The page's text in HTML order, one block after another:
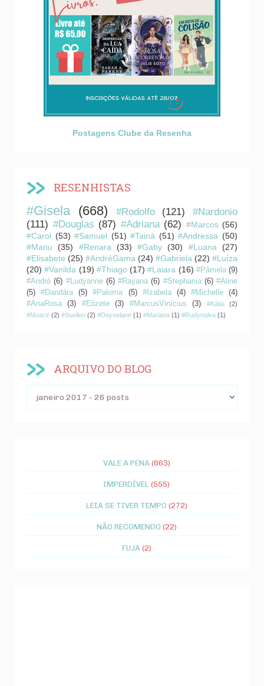
Postagens Clube da Resenha
RESENHISTAS
#Gisela (668) #Rodolfo (121)
#Nardonio
(111) #Douglas (87) #Adriana (62) #Marcos (56)
#Carol (53) #Samuel (51) #Tainá (51) #Andressa (50)
#Manu
(35) #Renara (33) #Gaby (30) #Luana
(27)
#Elisabete (25) #AndréGama (24) #Gabriela (22) #Luíza
(20) #Vanilda (19) #Thiago (17) #Laiara (16) #Pâmela (9)
#André (6) #Ludyanne (6) #Rayana (6) #Stephania (6) #Aline
(5)
#Dandára (5) #Paloma (5) #Izabela (4) #Michelle
(4)
#AnaRosa
(3) #Elizete (3) #MarcusVinícius (3) #Kátia
(2)
#Moacir (2) #Suellen (2) #Dayselane (1) #Mariana (1) #Rudynalva (1)
ARQUIVO DO BLOG
VALE A PENA (663)
IMPERDÍVEL (555)
LEIA SE TIVER TEMPO (272)
NÃO RECOMENDO (22)
FUJA (2)